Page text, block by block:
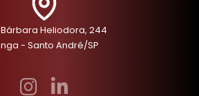
Bárbara Heliodora, 244
- Santo André/SP